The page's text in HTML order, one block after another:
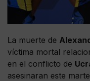
La muerte de
víctima mortal
en el conflicto de
asesinaran este